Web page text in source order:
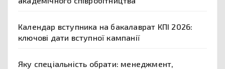
Календар вступника на бакалаврат КПІ 2026:
ключові дати вступної кампанії
Яку спеціальність обрати: менеджмент,